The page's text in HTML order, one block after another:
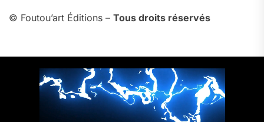
© Foutou’art Éditions – Tous droits réservés